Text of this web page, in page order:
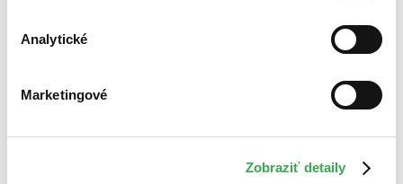
Analytické
Marketingové
Zobraziť detaily
Najdrahšie
Zrušiť filtre